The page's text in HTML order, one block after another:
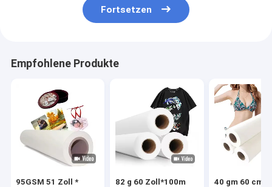
Fortsetzen
Empfohlene Produkte
95GSM 51 Zoll *
82 g 60 Zoll*100m
40 gm 60